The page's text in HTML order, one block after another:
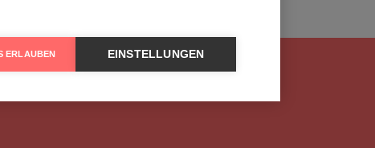
brut nature
ERLAUBEN EINSTELLUNGEN